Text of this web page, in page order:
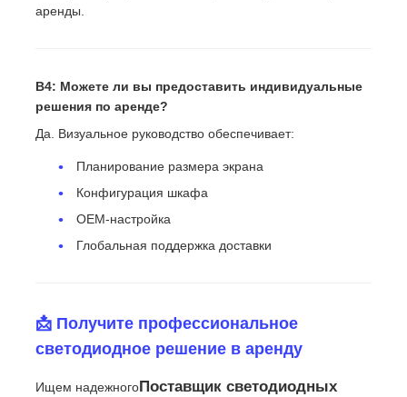
аренды.
В4: Можете ли вы предоставить индивидуальные
решения по аренде?
Да. Визуальное руководство обеспечивает:
Планирование размера экрана
Конфигурация шкафа
OEM-настройка
Глобальная поддержка доставки
📩 Получите профессиональное
светодиодное решение в аренду
Ищем надежногоПоставщик светодиодных